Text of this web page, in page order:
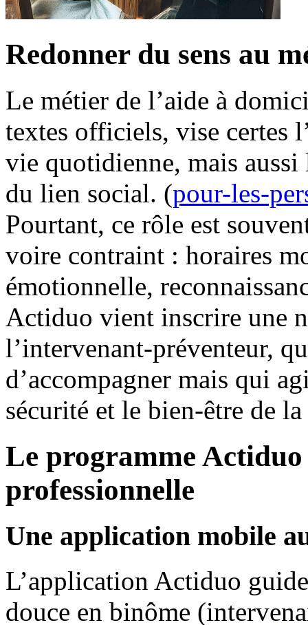
Redonner du sens au
Le métier de l’aide à
textes officiels, vise certes
vie quotidienne, mais
du lien social. (pour-les-
Pourtant, ce rôle est
voire contraint : horaires
émotionnelle,
Actiduo vient inscrire une
l’intervenant-préventeur,
d’accompagner mais qui
sécurité et le bien-être de la
Le programme
professionnelle
Une application mobile
L’application Actiduo
douce en binôme